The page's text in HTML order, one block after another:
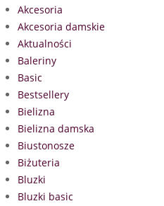
Akcesoria
Akcesoria damskie
Aktualności
Baleriny
Basic
Bestsellery
Bielizna
Bielizna damska
Biustonosze
Biżuteria
Bluzki
Bluzki basic